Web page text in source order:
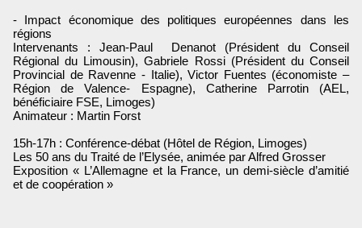
- Impact économique des politiques européennes dans les
régions
Intervenants : Jean-Paul Denanot (Président du Conseil
Régional du Limousin), Gabriele Rossi (Président du Conseil
Provincial de Ravenne - Italie), Victor Fuentes (économiste –
Région de Valence- Espagne), Catherine Parrotin (AEL,
bénéficiaire FSE, Limoges)
Animateur : Martin Forst
15h-17h : Conférence-débat (Hôtel de Région, Limoges)
Les 50 ans du Traité de l’Elysée, animée par Alfred Grosser
Exposition « L’Allemagne et la France, un demi-siècle d’amitié
et de coopération »